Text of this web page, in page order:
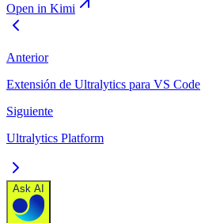
Open in Kimi
Anterior
Extensión de Ultralytics para VS Code
Siguiente
Ultralytics Platform
Ask AI